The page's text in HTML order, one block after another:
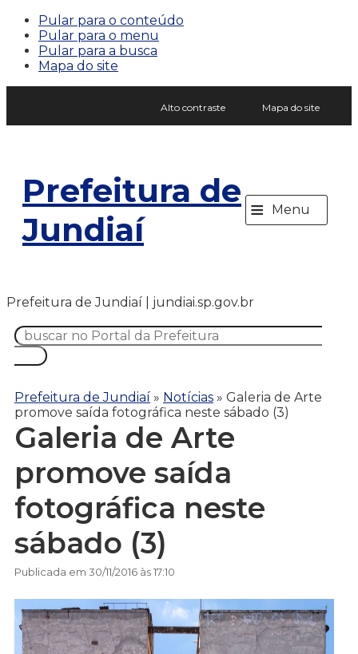
Pular para o conteúdo
Pular para o menu
Pular para a busca
Mapa do site
Alto contraste Mapa do site
Prefeitura de
Jundiaí
≡ Menu
Prefeitura de Jundiaí | jundiai.sp.gov.br
Prefeitura de Jundiaí » Notícias » Galeria de Arte
promove saída fotográfica neste sábado (3)
Galeria de Arte
promove saída
fotográfica neste
sábado (3)
Publicada em 30/11/2016 às 17:10